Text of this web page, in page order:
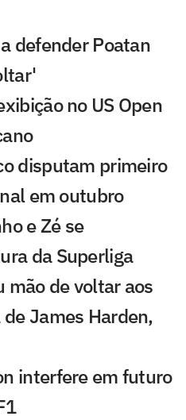
defender Poatan
no US Open
disputam primeiro
em outubro
e Zé se
da Superliga
mão de voltar aos
James Harden,
interfere em futuro